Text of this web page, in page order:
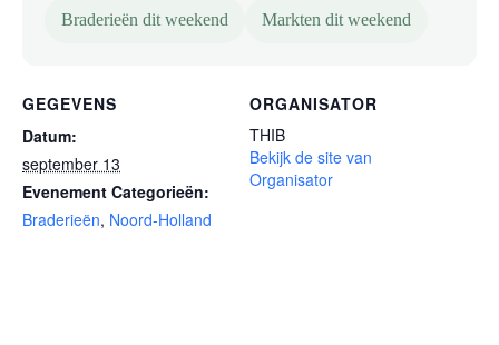
Braderieën dit weekend Markten dit weekend
GEGEVENS
Datum:
september 13
Evenement Categorieën:
Braderieën, Noord-Holland
ORGANISATOR
THIB
Bekijk de site van
Organisator